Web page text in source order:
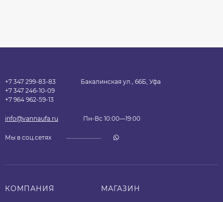
+7 347 299-83-83
+7 347 246-10-09
+7 964 962-59-13
Бакалинская ул., 66Б, Уфа
info@vannaufa.ru Пн-Вс 10:00—19:00
Мы в соц.сетях
КОМПАНИЯ МАГАЗИН